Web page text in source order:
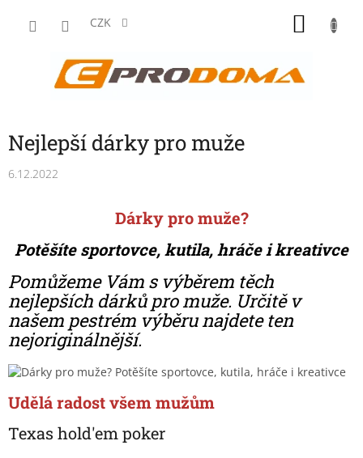
CZK
Nejlepší dárky pro muže
6.12.2022
Dárky pro muže?
Potěšíte sportovce, kutila, hráče i kreativce
Pomůžeme Vám s výběrem těch
nejlepších dárků pro muže. Určitě v
našem pestrém výběru najdete ten
nejoriginálnější.
Udělá radost všem mužům
Texas hold'em poker